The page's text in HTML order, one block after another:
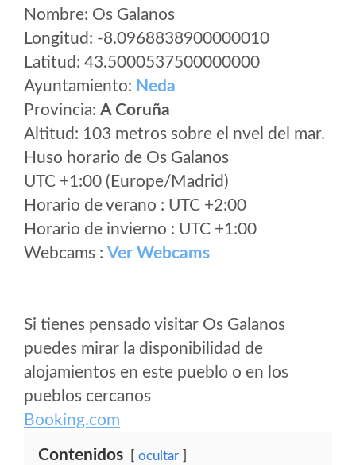
Nombre: Os Galanos
Longitud: -8.0968838900000010
Latitud: 43.5000537500000000
Ayuntamiento: Neda
Provincia: A Coruña
Altitud: 103 metros sobre el nvel del mar.
Huso horario de Os Galanos
UTC +1:00 (Europe/Madrid)
Horario de verano : UTC +2:00
Horario de invierno : UTC +1:00
Webcams : Ver Webcams
Si tienes pensado visitar Os Galanos
puedes mirar la disponibilidad de
alojamientos en este pueblo o en los
pueblos cercanos
Booking.com
Contenidos ocultar